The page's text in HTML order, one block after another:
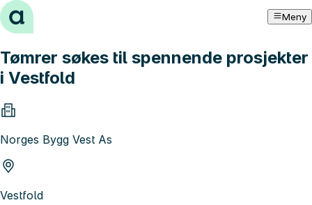
Hopp til innhold Meny
Tømrer søkes til spennende prosjekter
i Vestfold
Norges Bygg Vest As
Vestfold